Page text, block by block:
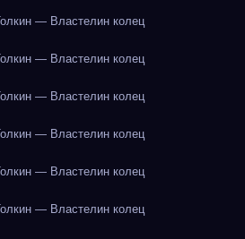
— Властелин колец
— Властелин колец
— Властелин колец
— Властелин колец
— Властелин колец
— Властелин колец